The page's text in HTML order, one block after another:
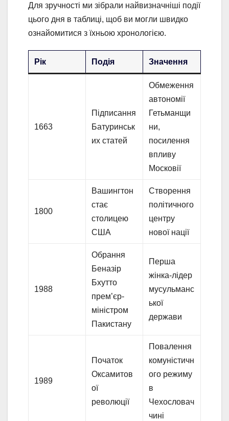
Для зручності ми зібрали найвизначніші події
цього дня в таблиці, щоб ви могли швидко
ознайомитися з їхньою хронологією.
Рік Подія Значення
1663
Підписання
Батуринськ
их статей
Обмеження
автономії
Гетьманщи
ни,
посилення
впливу
Московії
1800
Вашингтон
стає
столицею
США
Створення
політичного
центру
нової нації
1988
Обрання
Беназір
Бхутто
прем’єр-
міністром
Пакистану
Перша
жінка-лідер
мусульманс
ької
держави
1989
Початок
Оксамитов
ої
революції
Повалення
комуністичн
ого режиму
в
Чехословач
чині